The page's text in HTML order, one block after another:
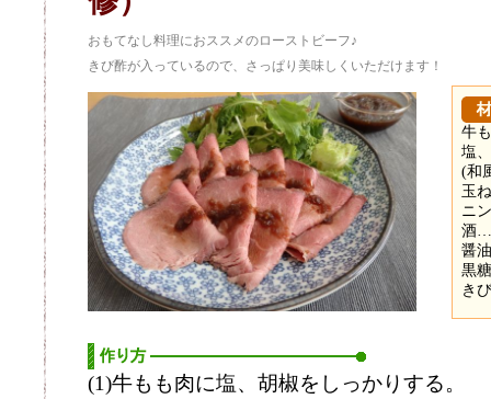
おもてなし料理におススメのローストビーフ♪
きび酢が入っているので、さっぱり美味しくいただけます！
牛
塩
(和
玉
ニ
酒
醤
黒
き
(1)牛もも肉に塩、胡椒をしっかりする。